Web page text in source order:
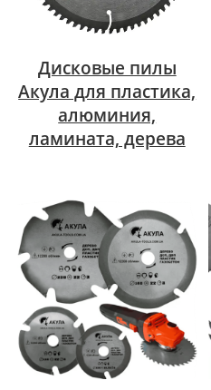
Дисковые пилы
Акула для пластика,
алюминия,
ламината, дерева